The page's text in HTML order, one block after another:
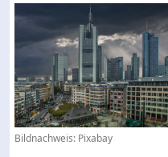
Bildnachweis: Pixabay